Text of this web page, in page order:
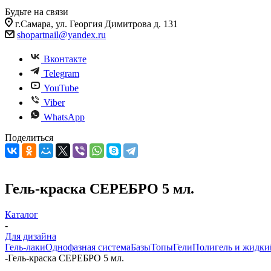
Будьте на связи
г.Самара, ул. Георгия Димитрова д. 131
shopartnail@yandex.ru
Вконтакте
Telegram
YouTube
Viber
WhatsApp
Поделиться
Гель-краска СЕРЕБРО 5 мл.
Каталог
-
Для дизайна
Гель-лакиОднофазная системаБазыТопыГелиПолигель и
-Гель-краска СЕРЕБРО 5 мл.